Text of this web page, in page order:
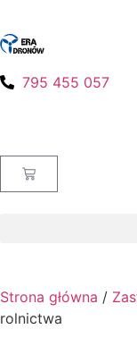
795 455 057
Strona główna /
rolnictwa